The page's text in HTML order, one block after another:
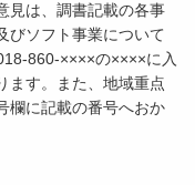
見は、調書記載の各事
びソフト事業について
860-××××の××××に入
ます。また、地域重点
欄に記載の番号へおか